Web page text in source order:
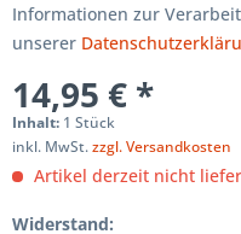
Informationen zur
unserer
14,95 € *
Inhalt: 1 Stück
inkl. MwSt.zzgl. Versandkosten
Artikel derzeit nicht
Widerstand: